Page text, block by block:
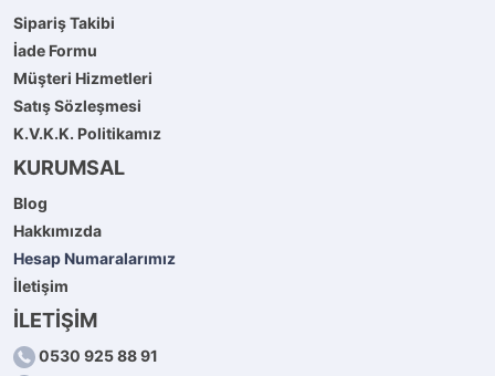
Sipariş Takibi
İade Formu
Müşteri Hizmetleri
Satış Sözleşmesi
K.V.K.K. Politikamız
KURUMSAL
Blog
Hakkımızda
Hesap Numaralarımız
İletişim
İLETİŞİM
0530 925 88 91